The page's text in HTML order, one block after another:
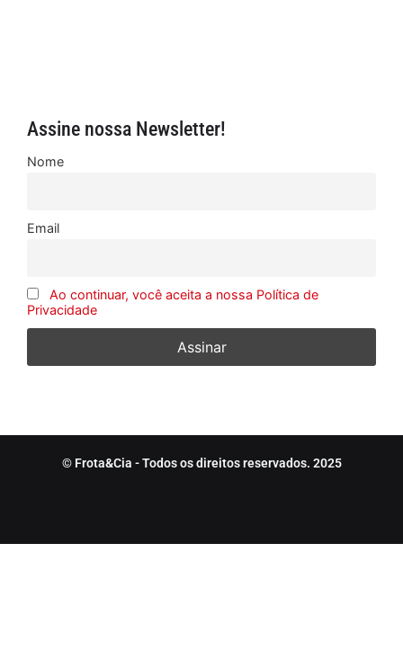
Assine nossa Newsletter!
Nome
Email
Ao continuar, você aceita a nossa Política de
Privacidade
© Frota&Cia - Todos os direitos reservados. 2025